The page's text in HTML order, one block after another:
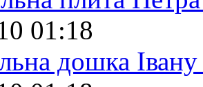
01:18
дошка